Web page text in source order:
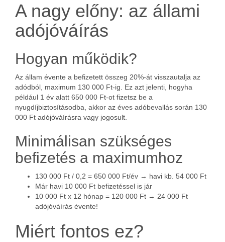
A nagy előny: az állami
adójóváírás
Hogyan működik?
Az állam évente a befizetett összeg 20%-át visszautalja az
adódból, maximum 130 000 Ft-ig. Ez azt jelenti, hogyha
például 1 év alatt 650 000 Ft-ot fizetsz be a
nyugdíjbiztosításodba, akkor az éves adóbevallás során 130
000 Ft adójóváírásra vagy jogosult.
Minimálisan szükséges
befizetés a maximumhoz
130 000 Ft / 0,2 = 650 000 Ft/év → havi kb. 54 000 Ft
Már havi 10 000 Ft befizetéssel is jár
10 000 Ft x 12 hónap = 120 000 Ft → 24 000 Ft
adójóváírás évente!
Miért fontos ez?